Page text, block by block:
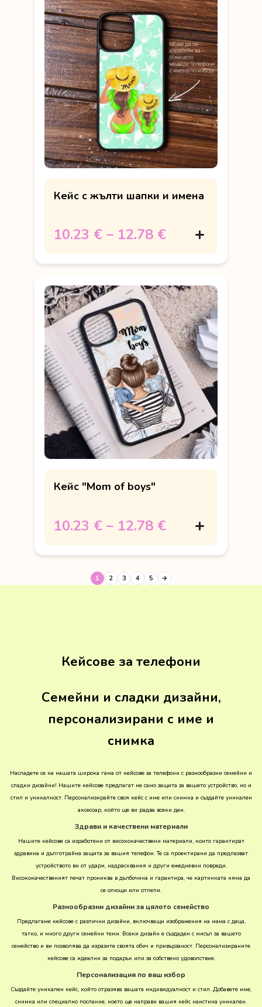
Кейс с жълти шапки и имена
10.23 € – 12.78 €
Кейс "Mom of boys"
10.23 € – 12.78 €
1 2 3 4 5 →
Кейсове за телефони
Семейни и сладки дизайни,
персонализирани с име и
снимка
Насладете се на нашата широка гама от кейсове за телефони с разнообразни семейни и
сладки дизайни! Нашите кейсове предлагат не само защита за вашето устройство, но и
стил и уникалност. Персонализирайте своя кейс с име или снимка и създайте уникален
аксесоар, който ще ви радва всеки ден.
Здрави и качествени материали
Нашите кейсове са изработени от висококачествени материали, които гарантират
здравина и дълготрайна защита за вашия телефон. Те са проектирани да предпазват
устройството ви от удари, надрасквания и други ежедневни повреди.
Висококачественият печат прониква в дълбочина и гарантира, че картинката няма да
се олющи или отлепи.
Разнообразни дизайни за цялото семейство
Предлагаме кейсове с различни дизайни, включващи изображения на мама с деца,
татко, и много други семейни теми. Всеки дизайн е създаден с мисъл за вашето
семейство и ви позволява да изразите своята обич и привързаност. Персонализираните
кейсове са идеални за подарък или за собствено удоволствие.
Персонализация по ваш избор
Създайте уникален кейс, който отразява вашата индивидуалност и стил. Добавете име,
снимка или специално послание, което ще направи вашия кейс наистина уникален.